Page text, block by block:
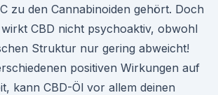
zu den Cannabinoiden gehört. Doch
CBD nicht psychoaktiv, obwohl
Struktur nur gering abweicht!
positiven Wirkungen auf
kann CBD-Öl vor allem deinen